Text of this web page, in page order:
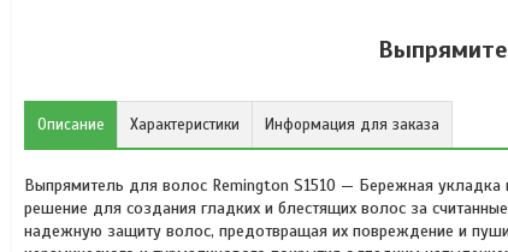
Описание Характеристики Информация для заказа
Выпрямитель для волос Remington S1510 — Бережная укладка
решение для создания гладких и блестящих волос за
надежную защиту волос, предотвращая их повреждение и